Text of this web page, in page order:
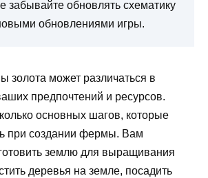
забывайте обновлять схематику
обновлениями игры.
золота может различаться в
предпочтений и ресурсов.
основных шагов, которые
при создании фермы. Вам
землю для выращивания
деревья на земле, посадить